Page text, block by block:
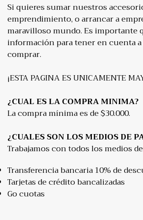
Si quieres sumar nuestros
emprendimiento, o arrancar a
maravilloso mundo. Es importante
información para tener en cuenta a
comprar.
¡ESTA PAGINA ES UNICAMENTE
¿CUAL ES LA COMPRA MINIMA?
La compra mínima es de $30.000.
¿CUALES SON LOS MEDIOS DE
Trabajamos con todos los medios
Transferencia bancaria 10% de
Tarjetas de crédito bancalizadas
Go cuotas